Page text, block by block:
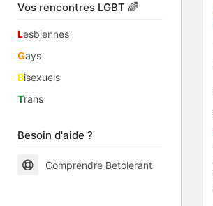
Vos rencontres LGBT 🌈
Lesbiennes
Gays
Bisexuels
Trans
Besoin d'aide ?
Comprendre Betolerant